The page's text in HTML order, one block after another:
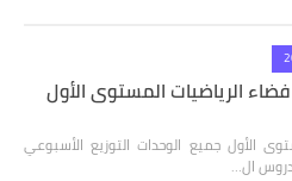
الرياضيات المستوى الأول
الأول جميع الوحدات التوزيع الأسبوعي
دروس ال…